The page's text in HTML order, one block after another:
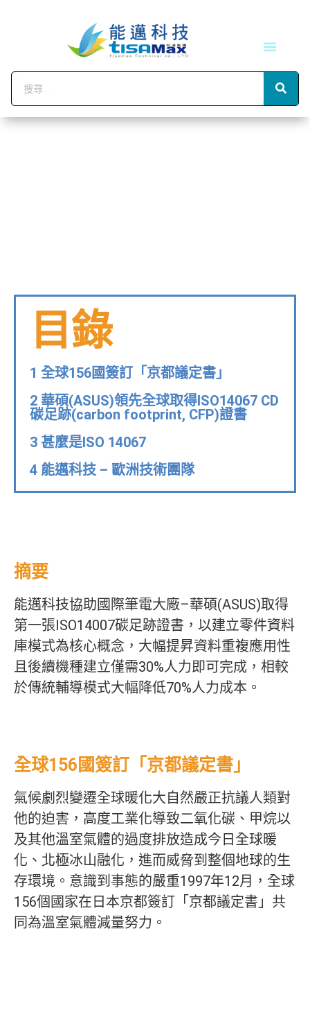
目錄
1 全球156國簽訂「京都議定書」
2 華碩(ASUS)領先全球取得ISO14067 CD
碳足跡(carbon footprint, CFP)證書
3 甚麼是ISO 14067
4 能邁科技 – 歐洲技術團隊
摘要
能邁科技協助國際筆電大廠–華碩(ASUS)取得
第一張ISO14007碳足跡證書，以建立零件資料
庫模式為核心概念，大幅提昇資料重複應用性
且後續機種建立僅需30%人力即可完成，相較
於傳統輔導模式大幅降低70%人力成本。
全球156國簽訂「京都議定書」
氣候劇烈變遷全球暖化大自然嚴正抗議人類對
他的迫害，高度工業化導致二氧化碳、甲烷以
及其他溫室氣體的過度排放造成今日全球暖
化、北極冰山融化，進而威脅到整個地球的生
存環境。意識到事態的嚴重1997年12月，全球
156個國家在日本京都簽訂「京都議定書」共
同為溫室氣體減量努力。